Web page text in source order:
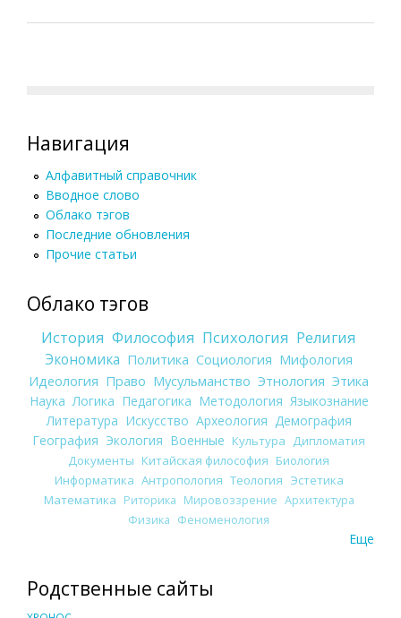
Навигация
Алфавитный справочник
Вводное слово
Облако тэгов
Последние обновления
Прочие статьи
Облако тэгов
История Философия Психология Религия
Экономика Политика Социология Мифология
Идеология Право Мусульманство Этнология Этика
Наука Логика Педагогика Методология Языкознание
Литература Искусство Археология Демография
География Экология Военные Культура
Дипломатия
Документы Китайская философия Биология
Информатика Антропология Теология Эстетика
Математика Риторика Мировоззрение Архитектура
Физика Феноменология
Еще
Родственные сайты